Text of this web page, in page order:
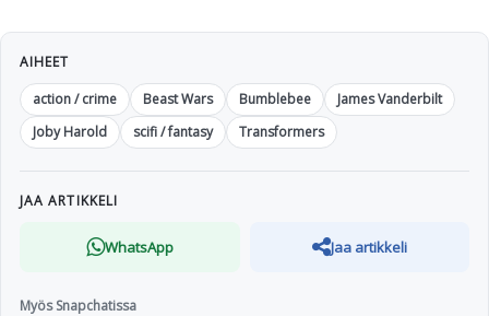
AIHEET
action / crime
Beast Wars Bumblebee
James Vanderbilt
Joby Harold
scifi / fantasy Transformers
JAA ARTIKKELI
WhatsApp Jaa artikkeli
Myös Snapchatissa